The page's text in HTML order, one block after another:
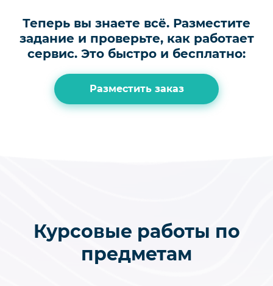
Теперь вы знаете всё. Разместите
задание и проверьте, как работает
сервис. Это быстро и бесплатно:
Разместить заказ
Курсовые работы по
предметам